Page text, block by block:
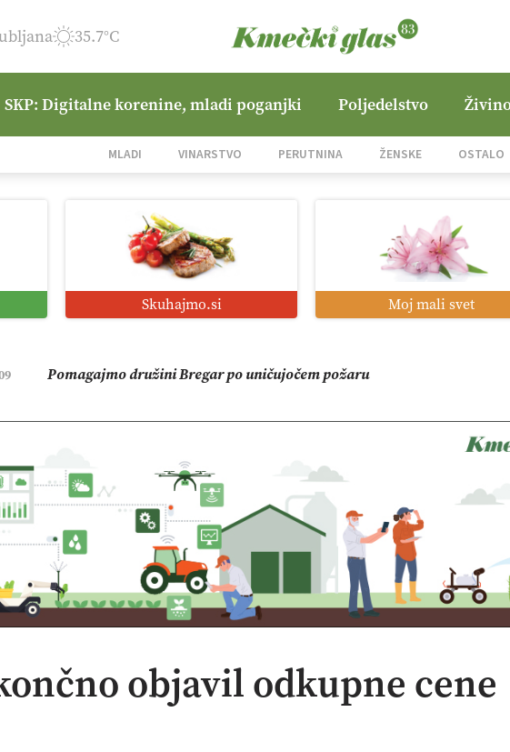
35.7°C
SKP: Digitalne korenine, mladi poganjki Poljedelstvo
MLADI VINARSTVO PERUTNINA ŽENSKE OSTALO
Skuhajmo.si Moj mali svet
Kmetijski roboti: bo o njihovi prihodnosti odločala cena ali prednosti
Digitalizacija z GPS navigacijo in avtonomnimi sistemi
Pomagajmo družini Bregar po uničujočem požaru
Vročina in suša obremenjujeta evropsko kmetijstvo
objavil odkupne cene